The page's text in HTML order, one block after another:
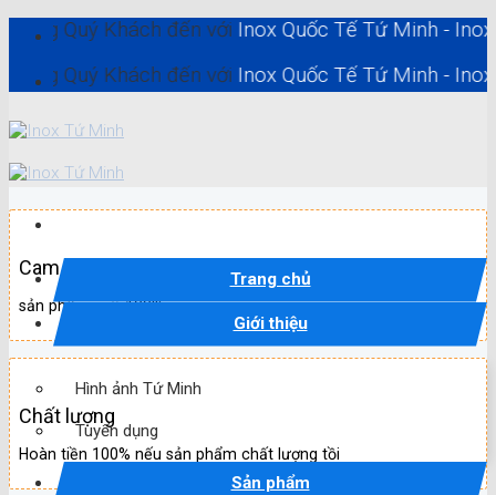
content
Khách đến với Inox Quốc Tế Tứ Minh - Inox Hồ
Khách đến với Inox Quốc Tế Tứ Minh - Inox Hồ
Trang chủ
Giới thiệu
Hình ảnh Tứ Minh
Tuyển dụng
Sản phẩm
Cam kết
sản phẩm mới 100%
Chất lượng
Hoàn tiền 100% nếu sản phẩm chất lượng tồi